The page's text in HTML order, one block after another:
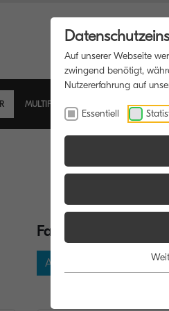
MULTIFUNKTIONSDRUCKER
Farbe:
Alle
Auf unserer Webseite
zwingend benötigt,
Nutzererfahrung auf
Essentiell